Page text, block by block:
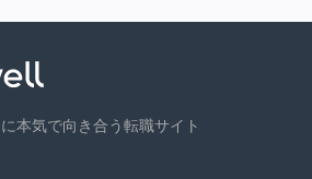
本気で向き合う転職サイト